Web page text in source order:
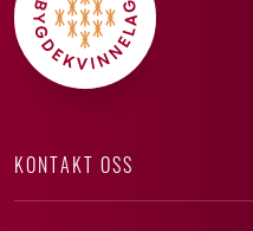
KONTAKT OSS